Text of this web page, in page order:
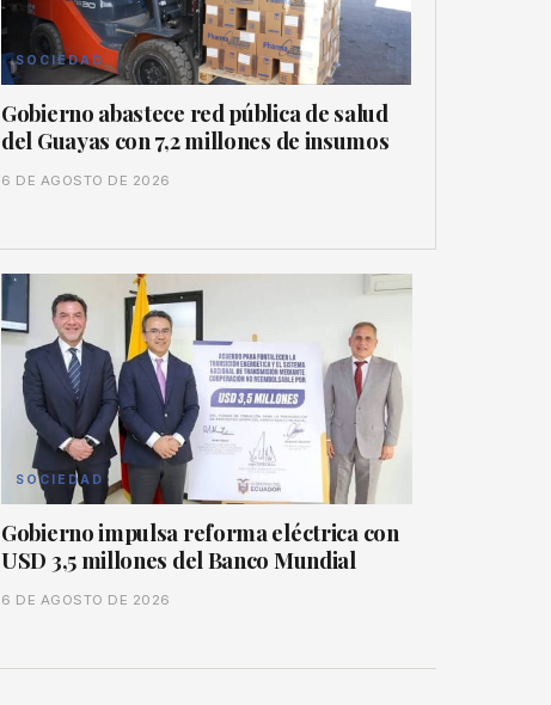
SOCIEDAD
Gobierno abastece red pública de salud
del Guayas con 7,2 millones de insumos
6 DE AGOSTO DE 2026
SOCIEDAD
Gobierno impulsa reforma eléctrica con
USD 3,5 millones del Banco Mundial
6 DE AGOSTO DE 2026